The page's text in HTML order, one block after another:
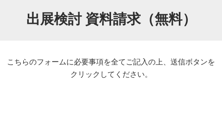
出展検討 資料請求（無料）
こちらのフォームに必要事項を全てご記入の上、送信ボタンを
クリックしてください。